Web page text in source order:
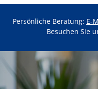
Persönliche Beratung: E-
Besuchen Sie